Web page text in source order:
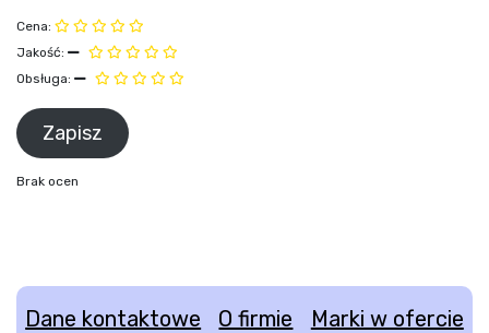
Cena:
Jakość:
Obsługa:
Brak ocen
Dane kontaktowe O firmie Marki w ofercie